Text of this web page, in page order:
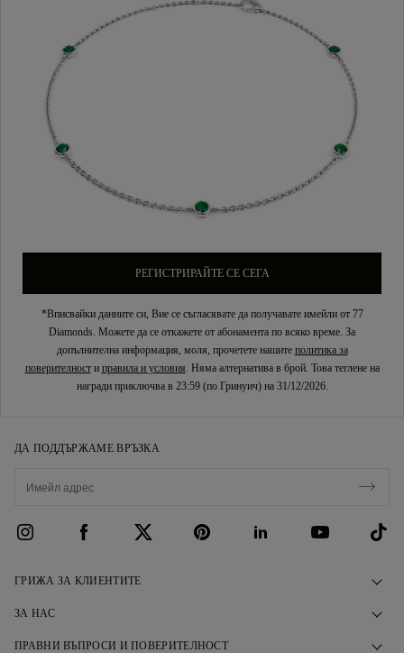
РЕГИСТРИРАЙТЕ СЕ СЕГА
*Вписвайки данните си, Вие се съгласявате да получавате имейли от 77
Diamonds. Можете да се откажете от абонамента по всяко време. За
допълнителна информация, моля, прочетете нашите политика за
поверителности правила и условия. Няма алтернатива в брой. Това теглене на
награди приключва в 23:59 (по Гринуич) на 31/12/2026.
ДА ПОДДЪРЖАМЕ ВРЪЗКА
ГРИЖА ЗА КЛИЕНТИТЕ
Свържете се с нас
ЗА НАС
Нашата История
ПРАВНИ ВЪПРОСИ И ПОВЕРИТЕЛНОСТ